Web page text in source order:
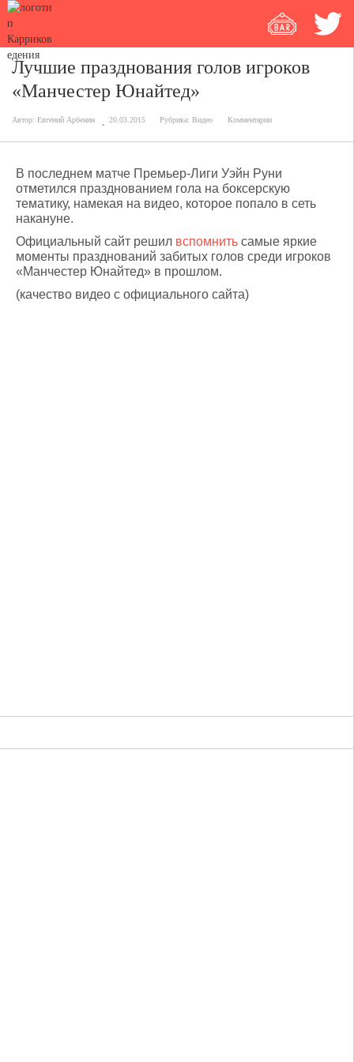
Лучшие празднования голов игроков
«Манчестер Юнайтед»
Автор: Евгений Арбенин 20.03.2015 Рубрика: Видео Комментарии
В последнем матче Премьер-Лиги Уэйн Руни
отметился празднованием гола на боксерскую
тематику, намекая на видео, которое попало в сеть
накануне.
Официальный сайт решил вспомнить самые яркие
моменты празднований забитых голов среди игроков
«Манчестер Юнайтед» в прошлом.
(качество видео с официального сайта)